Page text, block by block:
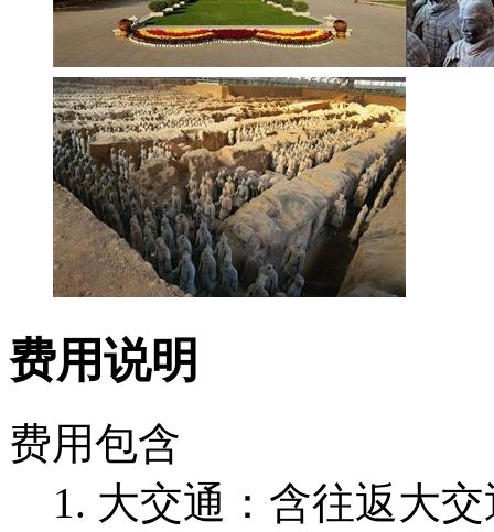
费用说明
费用包含
1. 大交通：含往返大